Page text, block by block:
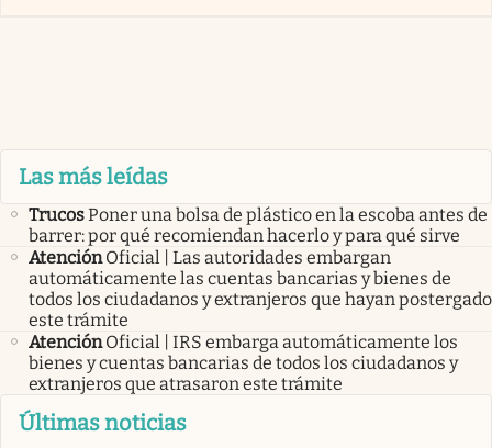
Las más leídas
TrucosPoner una bolsa de plástico en la escoba antes de
barrer: por qué recomiendan hacerlo y para qué sirve
Atención Oficial | Las autoridades embargan
automáticamente las cuentas bancarias y bienes de
todos los ciudadanos y extranjeros que hayan postergado
este trámite
Atención Oficial | IRS embarga automáticamente los
bienes y cuentas bancarias de todos los ciudadanos y
extranjeros que atrasaron este trámite
Últimas noticias